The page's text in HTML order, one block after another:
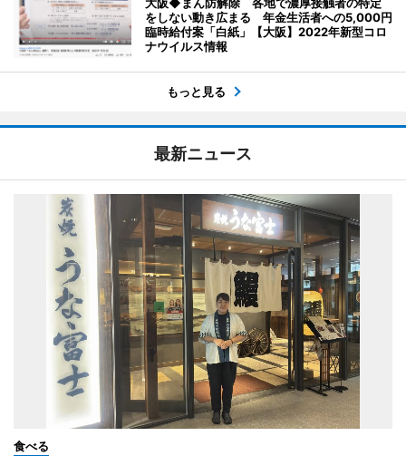
大阪◆まん防解除 各地で濃厚接触者の特定
をしない動き広まる 年金生活者への5,000円
臨時給付案「白紙」【大阪】2022年新型コロ
ナウイルス情報
もっと見る
最新ニュース
食べる